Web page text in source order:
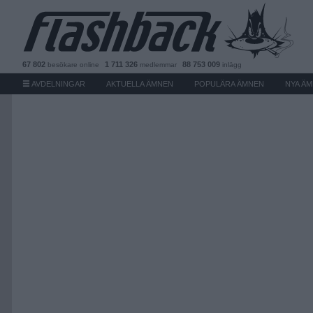
67 802 besökare online 1 711 326 medlemmar 88 753 009 inlägg
AVDELNINGAR AKTUELLA ÄMNEN POPULÄRA ÄMNEN NYA